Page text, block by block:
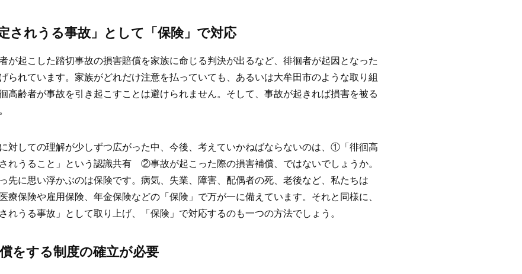
されうる事故」として「保険」で対応
が起こした踏切事故の損害賠償を家族に命じる判決が出るなど、徘徊者が起因となった
られています。家族がどれだけ注意を払っていても、あるいは大牟田市のような取り組
高齢者が事故を引き起こすことは避けられません。そして、事故が起きれば損害を被る
対しての理解が少しずつ広がった中、今後、考えていかねばならないのは、①「徘徊高
れうること」という認識共有 ②事故が起こった際の損害補償、ではないでしょうか。
先に思い浮かぶのは保険です。病気、失業、障害、配偶者の死、老後など、私たちは
療保険や雇用保険、年金保険などの「保険」で万が一に備えています。それと同様に、
れうる事故」として取り上げ、「保険」で対応するのも一つの方法でしょう。
をする制度の確立が必要